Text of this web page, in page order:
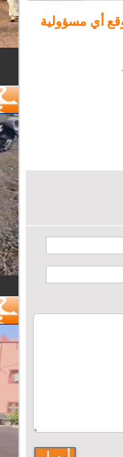
أي مسؤولية